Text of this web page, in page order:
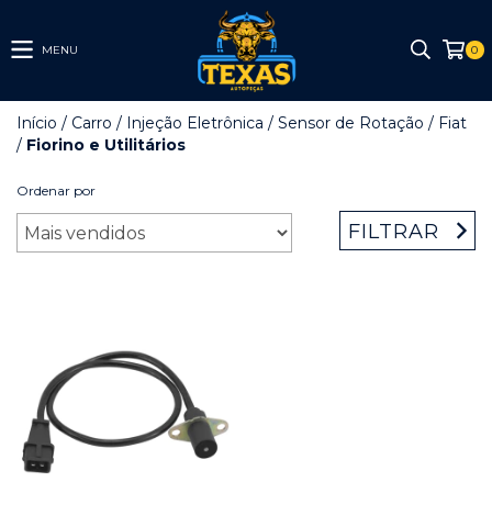
MENU 0
Início / Carro / Injeção Eletrônica / Sensor de Rotação / Fiat
/ Fiorino e Utilitários
Ordenar por
FILTRAR